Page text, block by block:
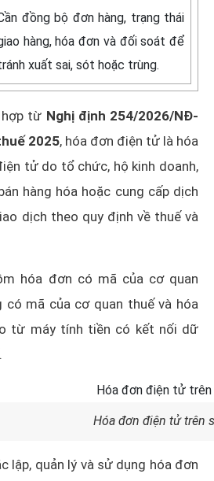
đồng bộ đơn hàng, trạng thái
hàng, hóa đơn và đối soát để
xuất sai, sót hoặc trùng.
từ Nghị định 254/2026/NĐ-
2025, hóa đơn điện tử là hóa
tử do tổ chức, hộ kinh doanh,
hàng hóa hoặc cung cấp dịch
dịch theo quy định về thuế và
hóa đơn có mã của cơ quan
có mã của cơ quan thuế và hóa
từ máy tính tiền có kết nối dữ
Hóa đơn điện tử trên
lập, quản lý và sử dụng hóa đơn